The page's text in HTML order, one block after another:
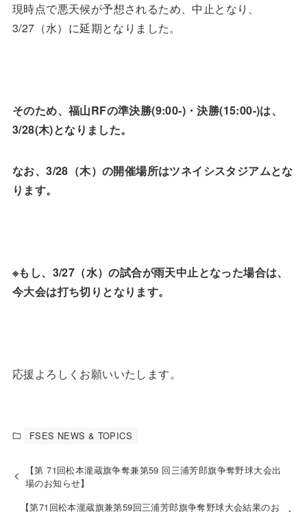
現時点で悪天候が予想されるため、中止となり、
3/27（水）に延期となりました。
そのため、福山RFの準決勝(9:00-)・決勝(15:00-)は、
3/28(木)となりました。
なお、3/28（木）の開催場所はツネイシスタジアムとな
ります。
※もし、3/27（水）の試合が雨天中止となった場合は、
今大会は打ち切りとなります。
応援よろしくお願いいたします。
FSES NEWS & TOPICS
【第 71回松本瀧蔵旗争奪兼第59 回三浦芳郎旗争奪野球大会出
場のお知らせ】
【第71回松本瀧蔵旗兼第59回三浦芳郎旗争奪野球大会結果のお